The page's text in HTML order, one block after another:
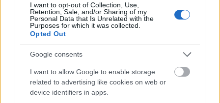
I want to opt-out of Collection, Use,
Retention, Sale, and/or Sharing of my
Personal Data that Is Unrelated with the
Purposes for which it was collected.
Opted Out
Google consents
I want to allow Google to enable storage
related to advertising like cookies on web or
device identifiers in apps.